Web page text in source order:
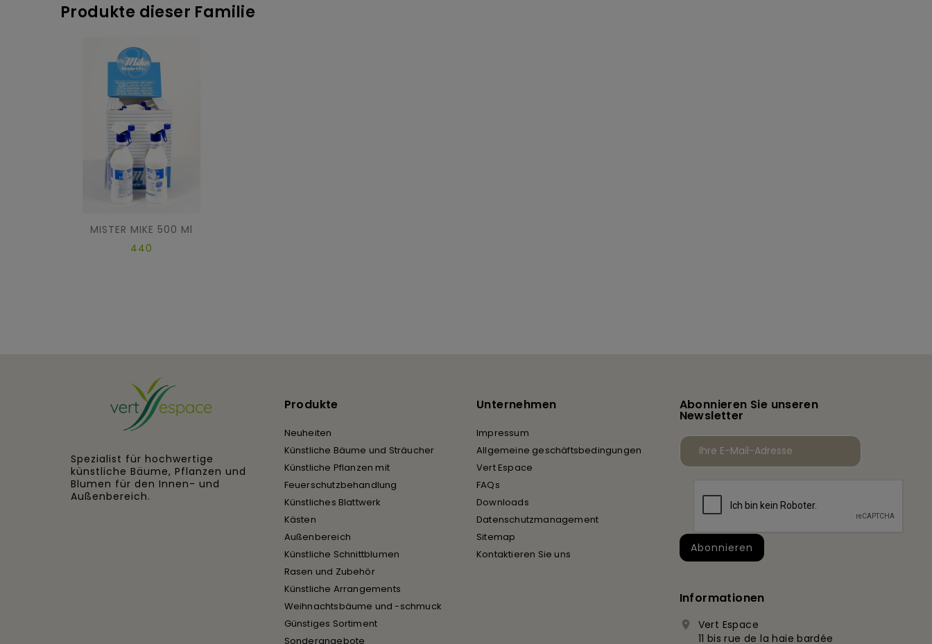
Produkte dieser Familie
MISTER MIKE 500 Ml
440
Spezialist für hochwertige
künstliche Bäume, Pflanzen und
Blumen für den Innen- und
Außenbereich.
Produkte
Neuheiten
Künstliche Bäume und Sträucher
Künstliche Pflanzen mit
Feuerschutzbehandlung
Künstliches Blattwerk
Kästen
Außenbereich
Künstliche Schnittblumen
Rasen und Zubehör
Künstliche Arrangements
Weihnachtsbäume und -schmuck
Günstiges Sortiment
Sonderangebote
Unternehmen
Impressum
Allgemeine geschäftsbedingungen
Vert Espace
FAQs
Downloads
Datenschutzmanagement
Sitemap
Kontaktieren Sie uns
Abonnieren Sie unseren
Newsletter
Informationen

Vert Espace
11 bis rue de la haie bardée